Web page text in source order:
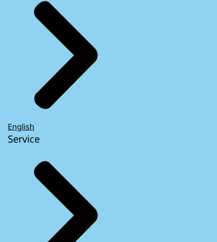
English
Service